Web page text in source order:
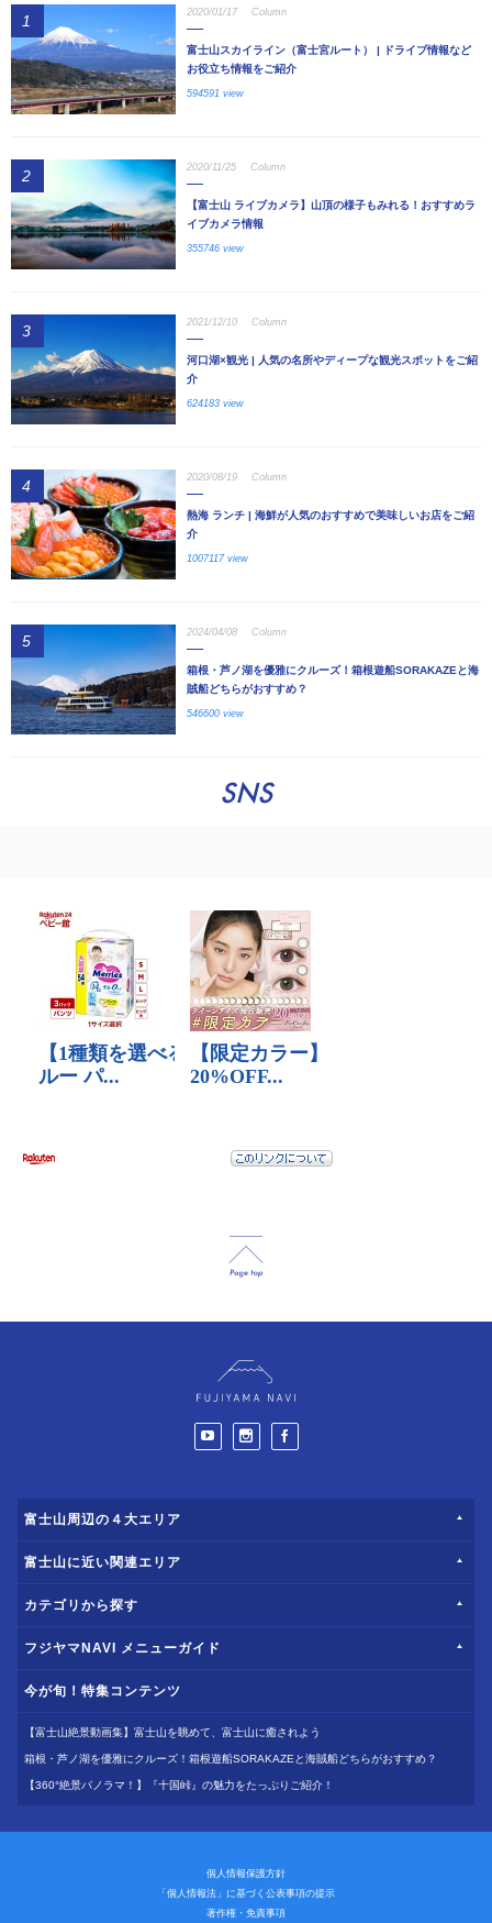
1 2020/01/17 Column
富士山スカイライン（富士宮ルート） | ドライブ情報など
お役立ち情報をご紹介
594591 view
2 2020/11/25 Column
【富士山 ライブカメラ】山頂の様子もみれる！おすすめラ
イブカメラ情報
355746 view
3 2021/12/10 Column
河口湖×観光 | 人気の名所やディープな観光スポットをご紹
介
624183 view
4 2020/08/19 Column
熱海 ランチ | 海鮮が人気のおすすめで美味しいお店をご紹
介
1007117 view
5 2024/04/08 Column
箱根・芦ノ湖を優雅にクルーズ！箱根遊船SORAKAZEと海
賊船どちらがおすすめ？
546600 view
SNS
富士山周辺の４大エリア
富士山に近い関連エリア
カテゴリから探す
フジヤマNAVI メニューガイド
今が旬！特集コンテンツ
【富士山絶景動画集】富士山を眺めて、富士山に癒されよう
箱根・芦ノ湖を優雅にクルーズ！箱根遊船SORAKAZEと海賊船どちらがおすすめ？
【360°絶景パノラマ！】『十国峠』の魅力をたっぷりご紹介！
個人情報保護方針
「個人情報法」に基づく公表事項の提示
著作権・免責事項